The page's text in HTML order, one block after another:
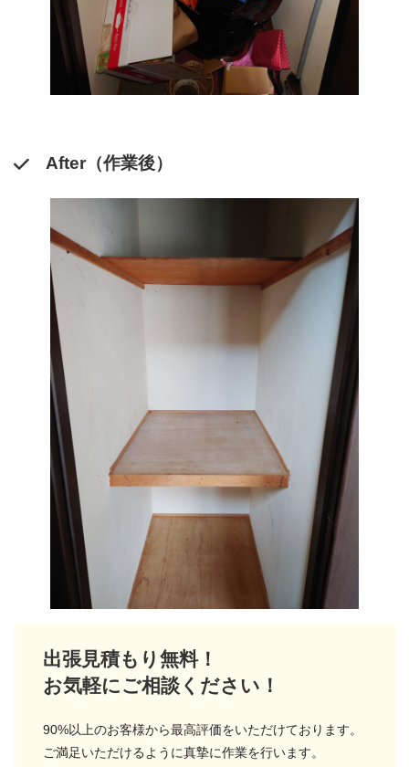
After（作業後）
出張見積もり無料！
お気軽にご相談ください！
90%以上のお客様から最高評価をいただけております。
ご満足いただけるように真摯に作業を行います。